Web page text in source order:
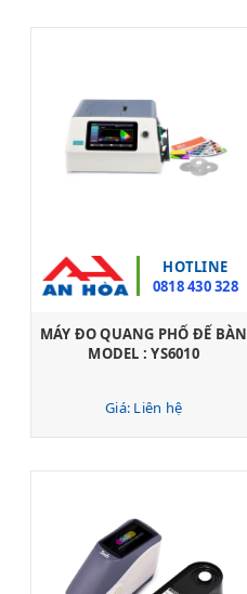
HOTLINE
0818 430 328
MÁY ĐO QUANG PHỔ ĐỂ BÀN
MODEL : YS6010
Giá: Liên hệ